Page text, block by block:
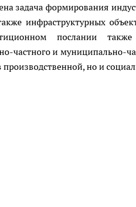
задача формирования
инфраструктурных
послании
частного и муниципально-
производственной, но и